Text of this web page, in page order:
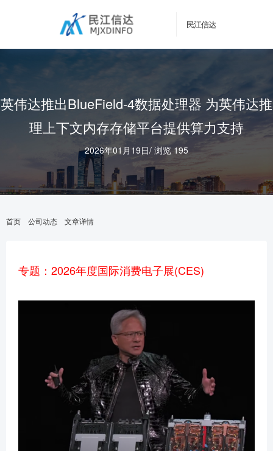
民江信达
英伟达推出BlueField-4数据处理器 为英伟达推
理上下文内存存储平台提供算力支持
2026年01月19日/ 浏览 195
首页 公司动态 文章详情
专题：2026年度国际消费电子展(CES)